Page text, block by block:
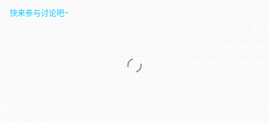
快来参与讨论吧~